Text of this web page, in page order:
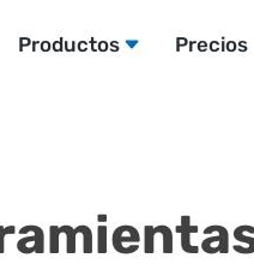
Productos Precios